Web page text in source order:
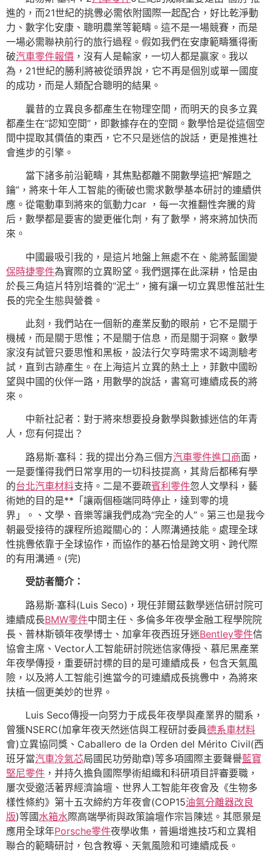
進的，而21世紀的挑釁必需依附國際一起配合，好比乾淨動
力、數字化安康、聰明農業等範疇。這不是一場競賽，而是
一場必需聯袂前行的旅行過程。假如我們在安康範疇獲得衝
破汽車零件報價 ，沒有人是輸家，一切人都是贏家。我以
為，21世紀的勝利將被從頭界說，它不再是個別或單一國度
的成功，而是人類配合聰明的結果。
曩昔的立異良多都產生在物理空間，而明天的良多立異
都產生在“認知空間”，即數據存在的空間。數學恰是從這個空
間中提取其價值的東西，它不只是迷信的說話，更是推進社
會進步的引擎。
當下諸多前沿範疇，其焦點都離不開數學這把“解題之
鑰”，將來十年人工智能的衝破也需求數學基本研討的連續供
應。從電動車到將來的氫動力car ，每一次推翻性奔騰的背
后，數學都是要害的變更催化劑，有了數學，將來將加快而
來。
中國最吸引我的，是這片地盤上無處不在、能將藍圖變
保時捷零件為實際的立異盼望。我們選擇在此深耕，恰是由
於長三角這片特別培養的“泥土”，擁有讓一切立異思惟茁壯生
長的完全生態與營養。
此刻，我們站在一個新的產業反動的眼前，它不是關于
機械，而是關于思惟；不是關于信息，而是關于洞察。數學
家沒有試管只要思惟和黑板，設法行欠亨時需求不竭測驗考
試，直到古跡產生。在上海這片立異的熱土上，菲數中國盼
望與中國的伙伴一路，用數學的說話，書寫可連續成長的將
來。
中新社記者：對于將來想要投身數學與數據迷信的年青
人，您有何提出？
路易斯·塞科：我的提出分為三個方汽車零件進口商面，
一是要懂得我們日常享用的一切科技提高，其背后都稀有學
的台北汽車材料支持。二是不要疏賓利零件忽人文學科，藝
術她的目的是**「讓兩個極端同時停止，達到零的境
界」。、文學、音樂等讓我們成為“完全的人”。第三也是我今
朝最受接待的課程所追蹤關心的：人際溝通技能。處理全球
性挑釁依靠于全球協作，而協作的基石恰是跨文明、跨代際
的有用溝通。(完)
受訪者簡介：
路易斯·塞科(Luis Seco)，現任菲爾茲數學迷信研討院可
連續成長BMW零件中間主任、多倫多年夜學金融工程學院院
長、普林斯頓年夜學博士、加拿年夜西班牙迷Bentley零件信
協會主席、Vector人工智能研討院迷信家傳授、慕尼黑產業
年夜學傳授，重要研討標的目的是可連續成長，包含天氣風
險，以及將人工智能引進當今的可連續成長挑釁中，為將來
扶植一個更美妙的世界。
Luis Seco傳授一向努力于成長年夜學與產業界的關系，
曾獲NSERC(加拿年夜天然迷信與工程研討委員德系車材料
會)立異協同獎、Caballero de la Orden del Mérito Civil(西
班牙當汽車冷氣芯局國民功勞勛章)等多項國際主要聲譽藍寶
堅尼零件 ，并持久擔負國際學術組織和科研項目評審要職，
屢次受邀活著界經濟論壇、世界人工智能年夜會及《生物多
樣性條約》第十五次締約方年夜會(COP15油氣分離器改良
版)等國水箱水際高端學術與政策論壇作宗旨陳述。其愿景是
應用全球年Porsche零件夜學收集，普遍增進技巧和立異相
聯合的範疇研討，包含教導、天氣風險和可連續成長。